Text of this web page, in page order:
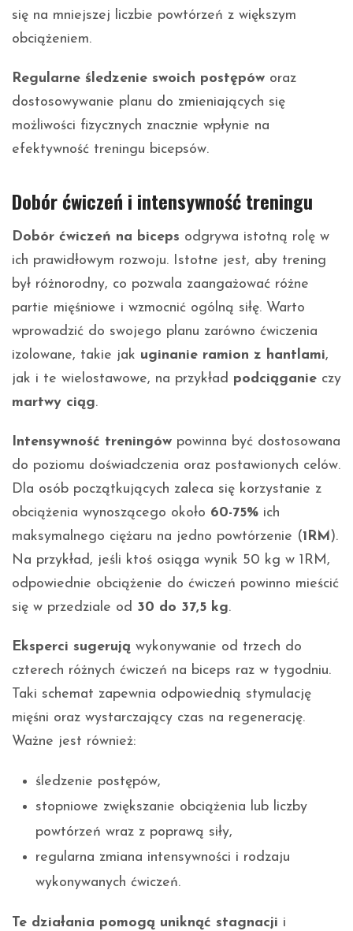
się na mniejszej liczbie powtórzeń z większym
obciążeniem.
Regularne śledzenie swoich postępów oraz
dostosowywanie planu do zmieniających się
możliwości fizycznych znacznie wpłynie na
efektywność treningu bicepsów.
Dobór ćwiczeń i intensywność treningu
Dobór ćwiczeń na biceps odgrywa istotną rolę w
ich prawidłowym rozwoju. Istotne jest, aby trening
był różnorodny, co pozwala zaangażować różne
partie mięśniowe i wzmocnić ogólną siłę. Warto
wprowadzić do swojego planu zarówno ćwiczenia
izolowane, takie jak uginanie ramion z hantlami,
jak i te wielostawowe, na przykład podciąganie czy
martwy ciąg.
Intensywność treningów powinna być dostosowana
do poziomu doświadczenia oraz postawionych celów.
Dla osób początkujących zaleca się korzystanie z
obciążenia wynoszącego około 60-75% ich
maksymalnego ciężaru na jedno powtórzenie (1RM).
Na przykład, jeśli ktoś osiąga wynik 50 kg w 1RM,
odpowiednie obciążenie do ćwiczeń powinno mieścić
się w przedziale od 30 do 37,5 kg.
Eksperci sugerują wykonywanie od trzech do
czterech różnych ćwiczeń na biceps raz w tygodniu.
Taki schemat zapewnia odpowiednią stymulację
mięśni oraz wystarczający czas na regenerację.
Ważne jest również:
śledzenie postępów,
stopniowe zwiększanie obciążenia lub liczby
powtórzeń wraz z poprawą siły,
regularna zmiana intensywności i rodzaju
wykonywanych ćwiczeń.
Te działania pomogą uniknąć stagnacji i